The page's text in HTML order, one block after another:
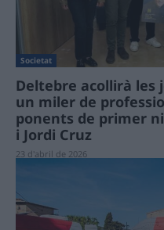
Societat
Deltebre acollirà les
un miler de
ponents de primer
i Jordi Cruz
23 d'abril de 2026